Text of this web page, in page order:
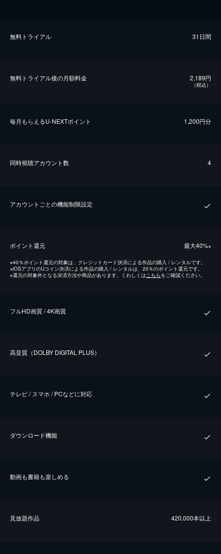
無料トライアル 31日間
無料トライアル後の⽉額料金 2,189円
（税込）
毎⽉もらえるU-NEXTポイント 1,200円分
同時視聴アカウント数 4
アカウントごとの機能制限設定
ポイント還元 最⼤40%※
※40％ポイント還元の対象は、クレジットカード決済による作品の購入 / レンタルです。
※iOSアプリのUコイン決済による作品の購入 / レンタルは、20％のポイント還元です。
※還元の対象外となる決済方法や商品があります。くわしくはこちらをご確認ください。
フルHD画質 / 4K画質
⾼⾳質（DOLBY DIGITAL PLUS）
テレビ / スマホ / PCなどに対応
ダウンロード機能
動画も書籍も楽しめる
⾒放題作品 420,000本以上